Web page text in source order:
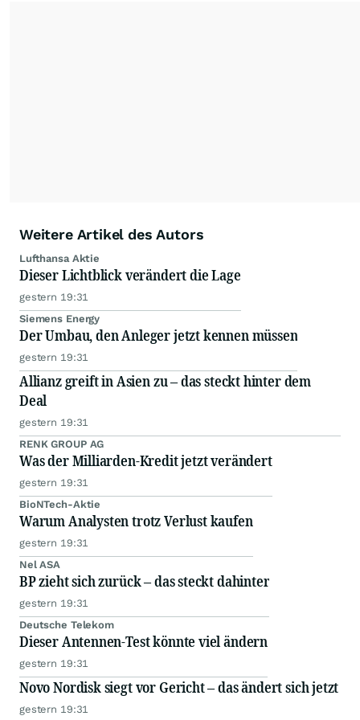
Weitere Artikel des Autors
Lufthansa Aktie
Dieser Lichtblick verändert die Lage
gestern 19:31
Siemens Energy
Der Umbau, den Anleger jetzt kennen müssen
gestern 19:31
Allianz greift in Asien zu – das steckt hinter dem
Deal
gestern 19:31
RENK GROUP AG
Was der Milliarden-Kredit jetzt verändert
gestern 19:31
BioNTech-Aktie
Warum Analysten trotz Verlust kaufen
gestern 19:31
Nel ASA
BP zieht sich zurück – das steckt dahinter
gestern 19:31
Deutsche Telekom
Dieser Antennen-Test könnte viel ändern
gestern 19:31
Novo Nordisk siegt vor Gericht – das ändert sich jetzt
gestern 19:31